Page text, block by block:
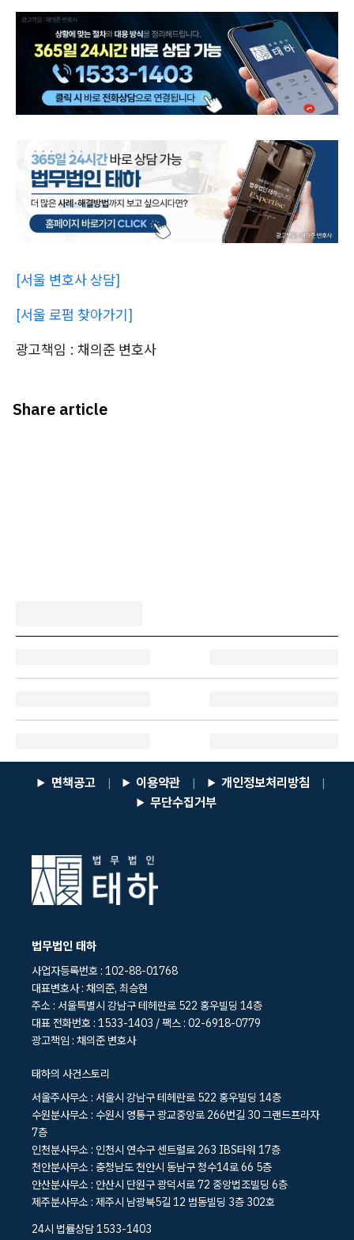
[서울 변호사 상담]
[서울 로펌 찾아가기]
광고책임 : 채의준 변호사
Share article
면책공고 | 이용약관 | 개인정보처리방침 |
무단수집거부
법무법인 태하
사업자등록번호 : 102-88-01768
대표변호사 : 채의준, 최승현
주소 : 서울특별시 강남구 테헤란로 522 홍우빌딩 14층
대표 전화번호 : 1533-1403 / 팩스 : 02-6918-0779
광고책임 : 채의준 변호사
태하의 사건스토리
서울주사무소 : 서울시 강남구 테헤란로 522 홍우빌딩 14층
수원분사무소 : 수원시 영통구 광교중앙로 266번길 30 그랜드프라자
7층
인천분사무소 : 인천시 연수구 센트럴로 263 IBS타워 17층
천안분사무소 : 충청남도 천안시 동남구 청수14로 66 5층
안산분사무소 : 안산시 단원구 광덕서로 72 중앙법조빌딩 6층
제주분사무소 : 제주시 남광북5길 12 범동빌딩 3층 302호
24시 법률상담 1533-1403